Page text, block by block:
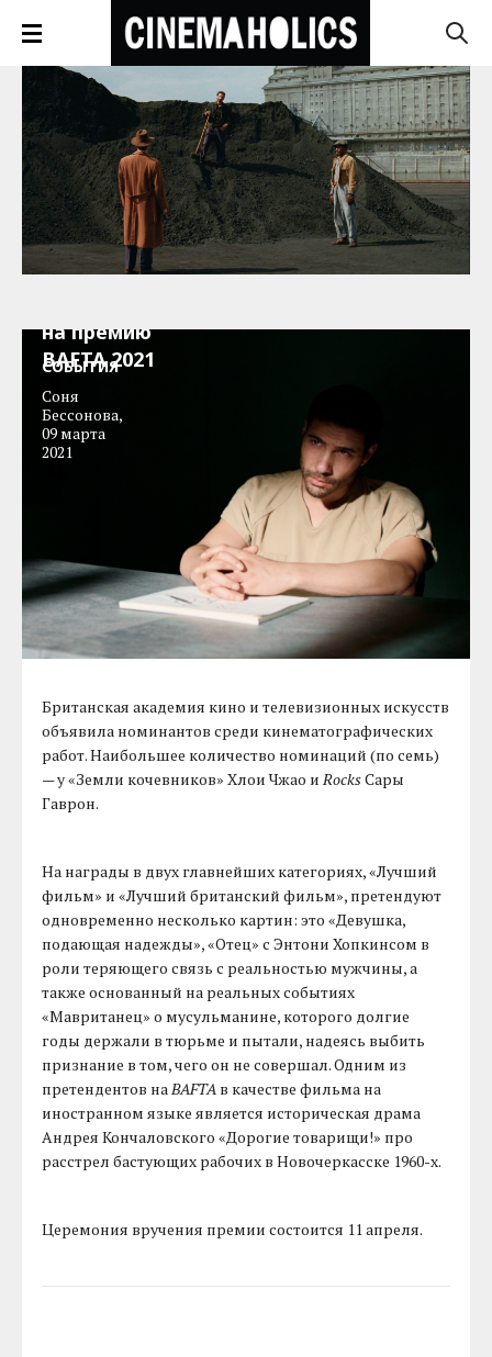
на премию
BAFTA 2021
Соня
Бессонова,
09 марта
2021
СОБЫТИЯ
Британская академия кино и телевизионных искусств
объявила номинантов среди кинематографических
работ. Наибольшее количество номинаций (по семь)
— у «Земли кочевников» Хлои Чжао иRocksСары
Гаврон.
На награды в двух главнейших категориях, «Лучший
фильм» и «Лучший британский фильм», претендуют
одновременно несколько картин: это «Девушка,
подающая надежды», «Отец» с Энтони Хопкинсом в
роли теряющего связь с реальностью мужчины, а
также основанный на реальных событиях
«Мавританец» о мусульманине, которого долгие
годы держали в тюрьме и пытали, надеясь выбить
признание в том, чего он не совершал. Одним из
претендентов наBAFTA в качестве фильма на
иностранном языке является историческая драма
Андрея Кончаловского «Дорогие товарищи!» про
расстрел бастующих рабочих в Новочеркасске 1960-х.
Церемония вручения премии состоится 11 апреля.